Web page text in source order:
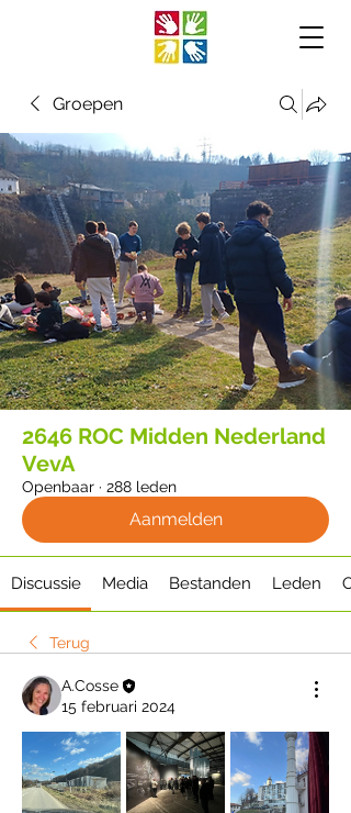
Groepen
2646 ROC Midden Nederland
VevA
Openbaar · 288 leden
Aanmelden
Discussie Media Bestanden Leden
Terug
A.Cosse
15 februari 2024